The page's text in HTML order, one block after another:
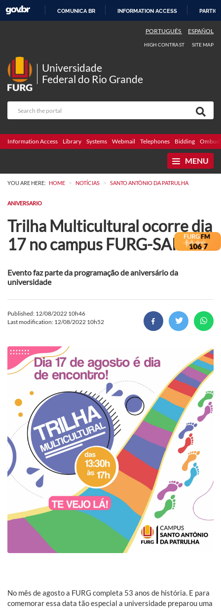
COMUNICA BR INFORMATION ACCESS
PORTUGUÊS ESPAÑOL
HIGH CONTRAST SITE MAP
Universidade
Federal do Rio Grande
Information Access Library Systems Webmail Telephones Bidding
MENU
YOU ARE HERE: HOME > NOTÍCIAS > SANTO ANTÔNIO DA PATRULHA
ANIVERSARIO
Trilha Multicultural ocorre dia
17 no campus FURG-SAP
Evento faz parte da programação de aniversário da
universidade
Published: 12/08/2022 10h46
Last modification: 12/08/2022 10h52
No mês de agosto a FURG completa 53 anos de história. E para
comemorar essa data tão especial a universidade preparou uma